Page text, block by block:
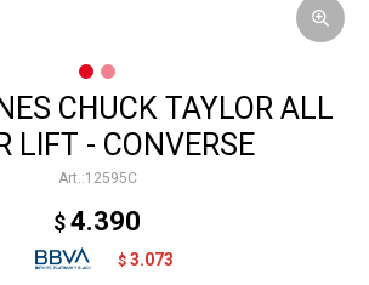
CHUCK TAYLOR ALL
LIFT - CONVERSE
12595C
$ 4.390
$ 3.073